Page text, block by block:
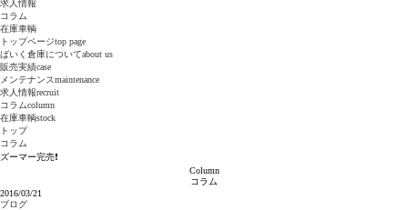
求人情報
コラム
在庫車輌
トップページtop page
ばいく倉庫についてabout us
販売実績case
メンテナンスmaintenance
求人情報recruit
コラムcolumn
在庫車輌stock
トップ
コラム
ズーマー完売❗️
Column
コラム
2016/03/21
ブログ